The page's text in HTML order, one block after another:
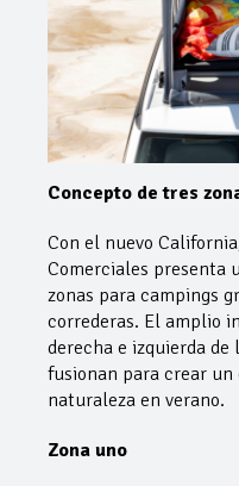
Concepto de tres
Con el nuevo
Comerciales presenta
zonas para campings
correderas. El amplio
derecha e izquierda de
fusionan para crear un
naturaleza en verano.
Zona uno